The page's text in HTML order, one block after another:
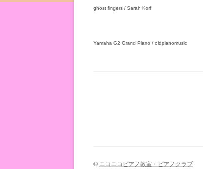
ghost fingers / Sarah Korf
Yamaha G2 Grand Piano / oldpianomusic
© ニコニコピアノ教室・ピアノクラブ